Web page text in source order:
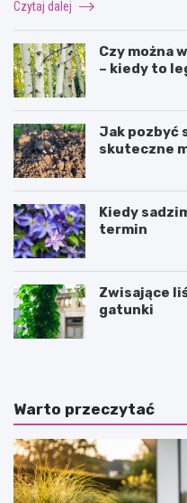
Czytaj dalej
Czy można
– kiedy to
Jak pozbyć
skuteczne
Kiedy
termin
Zwisające
gatunki
Warto przeczytać